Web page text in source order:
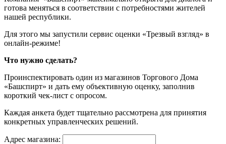
готова меняться в соответствии с потребностями жителей
нашей республики.
Для этого мы запустили сервис оценки «Трезвый взгляд» в
онлайн-режиме!
Что нужно сделать?
Проинспектировать один из магазинов Торгового Дома
«Башспирт» и дать ему объективную оценку, заполнив
короткий чек-лист с опросом.
Каждая анкета будет тщательно рассмотрена для принятия
конкретных управленческих решений.
Адрес магазина: